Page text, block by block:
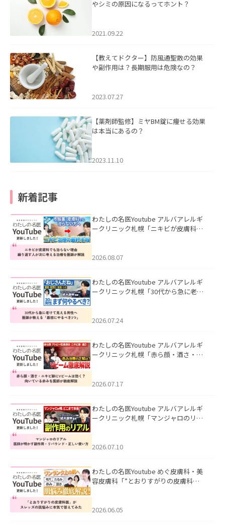
やシミの原因になるってホント？
2021.09.22
【教えてドクター】防風通聖散の効果
や副作用は？長期服用は危険なの？
2023.07.27
【薬剤師監修】ミヤBM錠に痩せる効果
は本当にあるの？
2023.11.10
新着記事
わたしの名医Youtube アルバアレルギ
ークリニック札幌「ニキビが皮膚科で
ました。
2026.08.07
わたしの名医Youtube アルバアレルギ
ークリニック札幌「30代から急に老け
た。
2026.07.24
わたしの名医Youtube アルバアレルギ
ークリニック札幌「赤ら顔・酒さ・ニ
した。
2026.07.17
わたしの名医Youtube アルバアレルギ
ークリニック札幌「マンジャロのリア
た。
2026.07.10
わたしの名医Youtube めぐ皮膚科・美
容皮膚科「”とおりすがりの皮膚科
2026.06.05